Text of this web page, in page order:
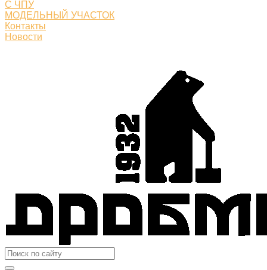
С ЧПУ
МОДЕЛЬНЫЙ УЧАСТОК
Контакты
Новости